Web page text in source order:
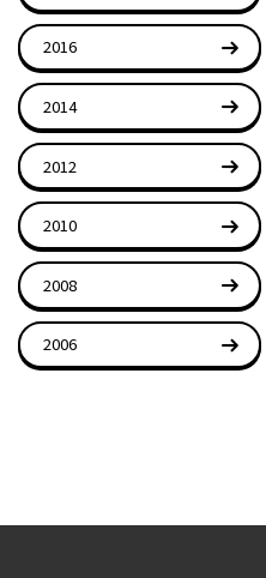
2016
2014
2012
2010
2008
2006